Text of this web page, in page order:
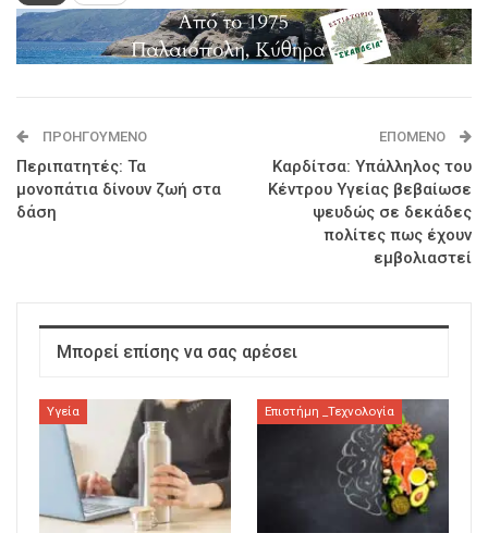
ΠΡΟΗΓΟΎΜΕΝΟ
Περιπατητές: Τα
μονοπάτια δίνουν ζωή στα
δάση
ΕΠΌΜΕΝΟ
Καρδίτσα: Υπάλληλος του
Κέντρου Υγείας βεβαίωσε
ψευδώς σε δεκάδες
πολίτες πως έχουν
εμβολιαστεί
Μπορεί επίσης να σας αρέσει
Υγεία Επιστήμη _Τεχνολογία